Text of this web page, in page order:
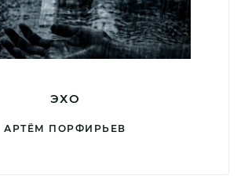
ЭХО
АРТЁМ ПОРФИРЬЕВ